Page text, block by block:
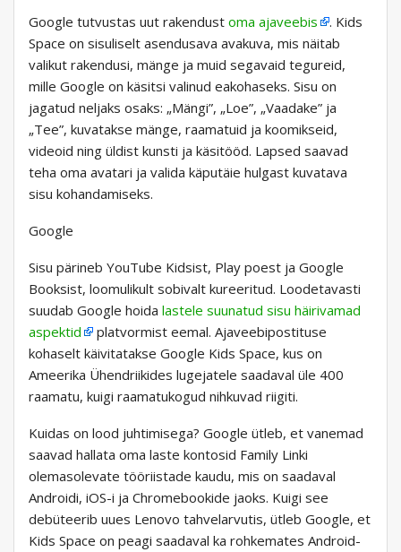
Google tutvustas uut rakendust oma ajaveebis
. Kids
Space on sisuliselt asendusava avakuva, mis näitab
valikut rakendusi, mänge ja muid segavaid tegureid,
mille Google on käsitsi valinud eakohaseks. Sisu on
jagatud neljaks osaks: „Mängi”, „Loe”, „Vaadake” ja
„Tee”, kuvatakse mänge, raamatuid ja koomikseid,
videoid ning üldist kunsti ja käsitööd. Lapsed saavad
teha oma avatari ja valida käputäie hulgast kuvatava
sisu kohandamiseks.
Google
Sisu pärineb YouTube Kidsist, Play poest ja Google
Booksist, loomulikult sobivalt kureeritud. Loodetavasti
suudab Google hoida lastele suunatud sisu häirivamad
aspektid
platvormist eemal. Ajaveebipostituse
kohaselt käivitatakse Google Kids Space, kus on
Ameerika Ühendriikides lugejatele saadaval üle 400
raamatu, kuigi raamatukogud nihkuvad riigiti.
Kuidas on lood juhtimisega? Google ütleb, et vanemad
saavad hallata oma laste kontosid Family Linki
olemasolevate tööriistade kaudu, mis on saadaval
Androidi, iOS-i ja Chromebookide jaoks. Kuigi see
debüteerib uues Lenovo tahvelarvutis, ütleb Google, et
Kids Space on peagi saadaval ka rohkemates Android-